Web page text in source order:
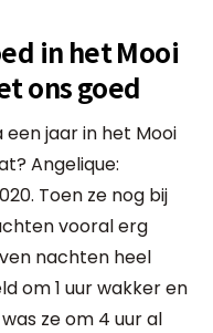
in het Mooi
ons goed
jaar in het Mooi
Angelique:
Toen ze nog bij
vooral erg
nachten heel
om 1 uur wakker en
ze om 4 uur al